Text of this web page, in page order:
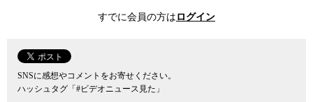
名、海外メディアがロイター通信と公共ラジオ局のNPR(National
Public Radio)の2名だった。
トップバッターのNHKは事前通告通りの質問を行い、首相もあら
すでに会員の方は ログイン
SNSに感想やコメントをお寄せください。
ハッシュタグ「#ビデオニュース見た」